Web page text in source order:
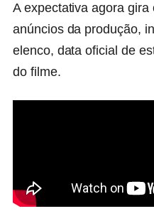
A expectativa agora
anúncios da produção,
elenco, data oficial de
do filme.